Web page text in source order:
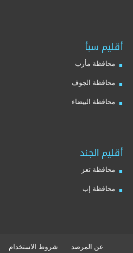
أقليم سبأ
محافظة مأرب
محافظة الجوف
محافظة البيضاء
أقليم الجند
محافظة تعز
محافظة إب
عن المرصد شروط الاستخدام